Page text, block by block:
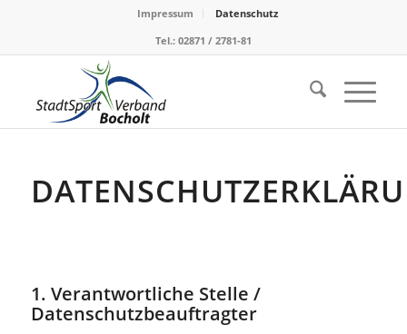
Impressum
Datenschutz
Tel.: 02871 / 2781-81
1. Verantwortliche Stelle /
Datenschutzbeauftragter